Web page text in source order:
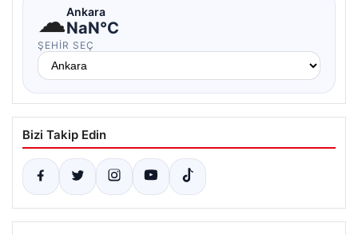
☁Ankara
NaN°C
ŞEHIR SEÇ
Bizi Takip Edin